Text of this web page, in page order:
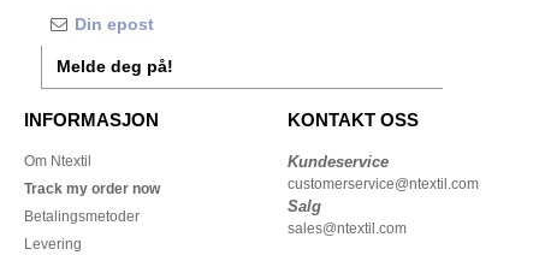
Melde deg på!
INFORMASJON
Om Ntextil
Track my order now
Betalingsmetoder
Levering
KONTAKT OSS
Kundeservice
customerservice@ntextil.com
Salg
sales@ntextil.com